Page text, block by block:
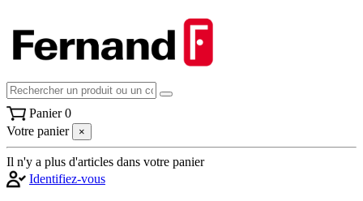
Panier 0
Votre panier
×
Il n'y a plus d'articles dans votre panier
Identifiez-vous